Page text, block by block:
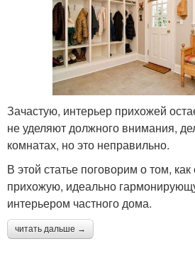
Зачастую, интерьер прихожей
не уделяют должного внимания,
комнатах, но это неправильно.
В этой статье поговорим о том,
прихожую, идеально
интерьером частного дома.
читать дальше →